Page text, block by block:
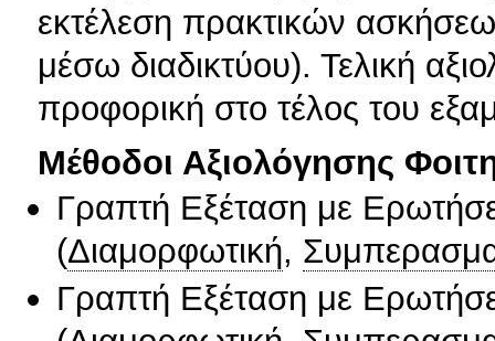
εκτέλεση πρακτικών
μέσω διαδικτύου). Τελική
προφορική στο τέλος του
Μέθοδοι Αξιολόγησης
Γραπτή Εξέταση με
(Διαμορφωτική,
Γραπτή Εξέταση με